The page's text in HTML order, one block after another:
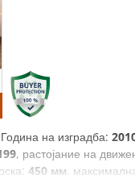
на изградба:
, растојание на
450 мм,